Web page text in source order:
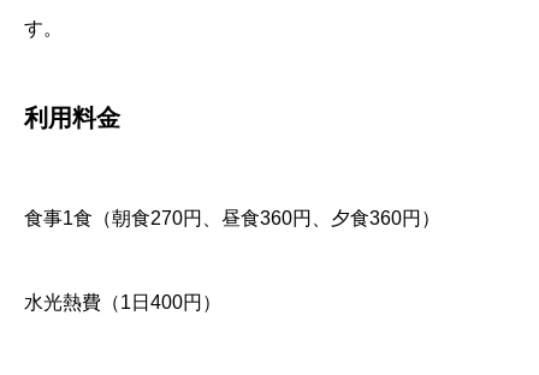
す。
利用料金
食事1食（朝食270円、昼食360円、夕食360円）
水光熱費（1日400円）